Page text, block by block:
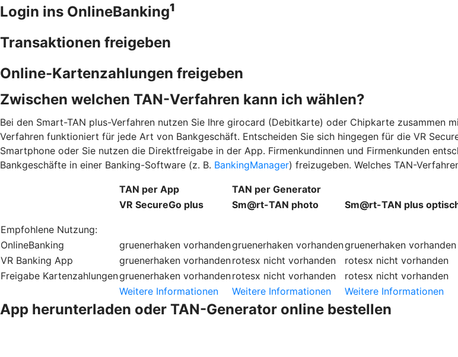
Login ins OnlineBanking1
Transaktionen freigeben
Online-Kartenzahlungen freigeben
Zwischen welchen TAN-Verfahren kann ich wählen?
Bei den Smart-TAN plus-Verfahren nutzen Sie Ihre girocard (Debitkarte) oder Chipkarte zusammen
Verfahren funktioniert für jede Art von Bankgeschäft. Entscheiden Sie sich hingegen für die VR
Smartphone oder Sie nutzen die Direktfreigabe in der App. Firmenkundinnen und Firmenkunden
Bankgeschäfte in einer Banking-Software (z. B. BankingManager) freizugeben. Welches TAN-
TAN per App
TAN per Generator
VR SecureGo plus
Sm@rt-TAN photo Sm@rt-TAN plus
Empfohlene Nutzung:
OnlineBanking
gruenerhaken vorhandengruenerhaken vorhandengruenerhaken vorhanden
VR Banking App
gruenerhaken vorhandenrotesx nicht vorhanden rotesx nicht vorhanden
Freigabe Kartenzahlungengruenerhaken vorhandenrotesx nicht vorhanden rotesx nicht vorhanden
Weitere Informationen
Weitere Informationen Weitere Informationen
App herunterladen oder TAN-Generator online bestellen